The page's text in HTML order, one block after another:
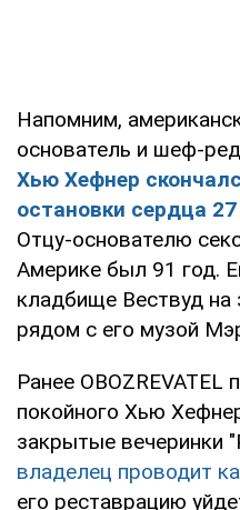
Напомним,
основатель и шеф-
Хью Хефнер
остановки сердца
Отцу-основателю
Америке был 91 год.
кладбище Вествуд
рядом с его музой
Ранее OBOZREVATEL
покойного Хью
закрытые вечеринки
владелец проводит
его реставрацию